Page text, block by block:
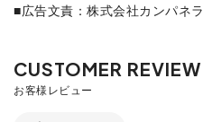
■広告文責：株式会社カンパネラ